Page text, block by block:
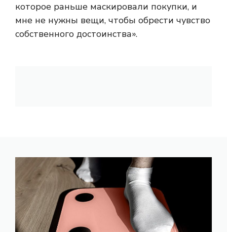
которое раньше маскировали покупки, и
мне не нужны вещи, чтобы обрести чувство
собственного достоинства».